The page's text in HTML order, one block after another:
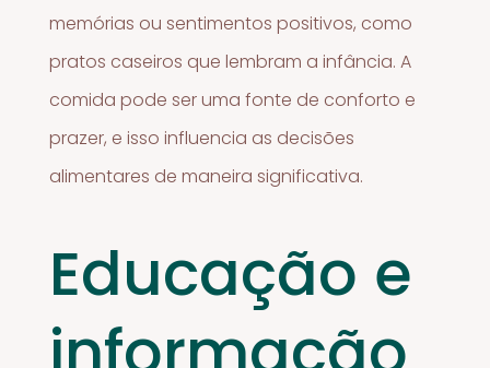
memórias ou sentimentos positivos, como
pratos caseiros que lembram a infância. A
comida pode ser uma fonte de conforto e
prazer, e isso influencia as decisões
alimentares de maneira significativa.
Educação e